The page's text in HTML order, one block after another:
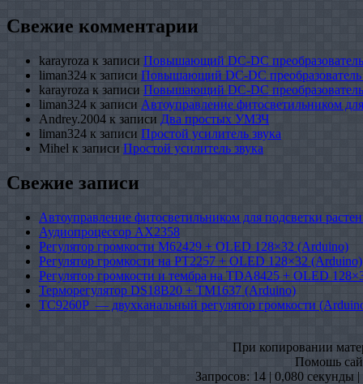
Свежие комментарии
karayroza к записи Повышающий DC-DC
liman324 к записи Повышающий DC-DC
karayroza к записи Повышающий DC-DC
liman324 к записи Автоуправление фитосветильником
Andrey.2004 к записи Два простых УМЗЧ
liman324 к записи Простой усилитель звука
Mihel к записи Простой усилитель звука
Свежие записи
Автоуправление фитосветильником для подсветки
Аудиопроцессор AX2358
Регулятор громкости M62429 + OLED 128×32 (Arduino)
Регулятор громкости на PT2257 + OLED 128×32 (Arduino)
Регулятор громкости и тембра на TDA8425 + OLED
Терморегулятор DS18B20 + TM1637 (Arduino)
TC9260P — двухканальный регулятор громкости
При копировании
Помошь
Запросов: 14 | 0,080 секунды